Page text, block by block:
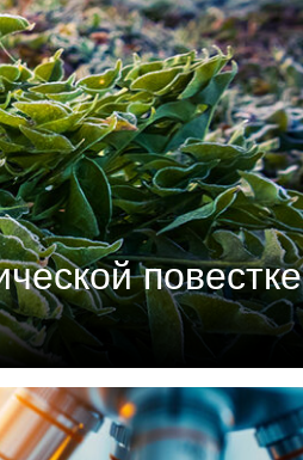
повестке
с центром
по вопросам